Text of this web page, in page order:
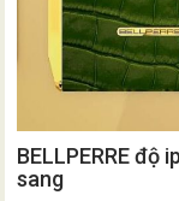
BELLPERRE độ
sang